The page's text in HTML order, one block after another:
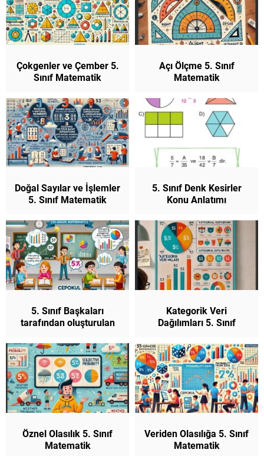
Çokgenler ve Çember 5.
Sınıf Matematik
Açı Ölçme 5. Sınıf
Matematik
Doğal Sayılar ve İşlemler
5. Sınıf Matematik
5. Sınıf Denk Kesirler
Konu Anlatımı
5. Sınıf Başkaları
tarafından oluşturulan
istatistiksel sonuç veya
yorumları tartışabilme
Kategorik Veri
Dağılımları 5. Sınıf
Öznel Olasılık 5. Sınıf
Matematik
Veriden Olasılığa 5. Sınıf
Matematik